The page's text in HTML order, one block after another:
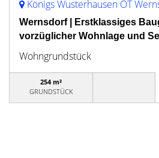
Königs Wusterhausen OT
Wernsdorf | Erstklassiges
vorzüglicher Wohnlage und
Wohngrundstück
254 m²
GRUNDSTÜCK